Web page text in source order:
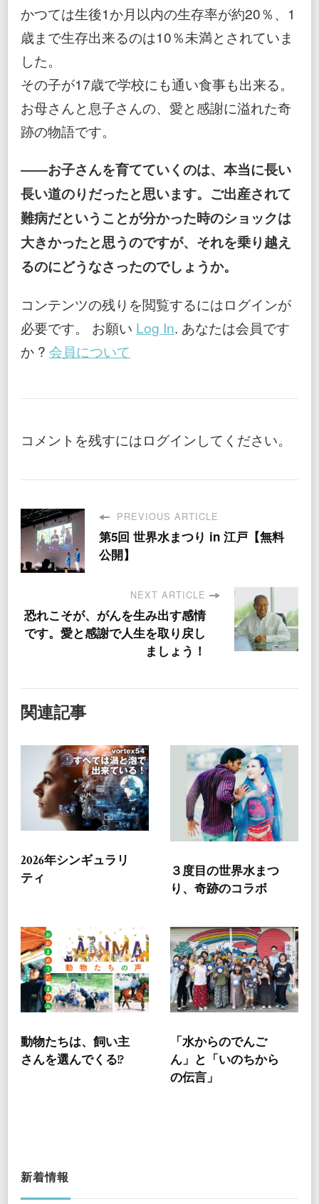
かつては生後1か月以内の生存率が約20％、1
歳まで生存出来るのは10％未満とされていま
した。
その子が17歳で学校にも通い食事も出来る。
お母さんと息子さんの、愛と感謝に溢れた奇
跡の物語です。
――お子さんを育てていくのは、本当に長い
長い道のりだったと思います。ご出産されて
難病だということが分かった時のショックは
大きかったと思うのですが、それを乗り越え
るのにどうなさったのでしょうか。
コンテンツの残りを閲覧するにはログインが
必要です。 お願い Log In. あなたは会員です
か ? 会員について
コメントを残すにはログインしてください。
PREVIOUS ARTICLE
第5回 世界水まつり in 江戸【無料
公開】
NEXT ARTICLE
恐れこそが、がんを生み出す感情
です。愛と感謝で人生を取り戻し
ましょう！
関連記事
2026年シンギュラリ
ティ
３度目の世界水まつ
り、奇跡のコラボ
動物たちは、飼い主
さんを選んでくる!?
「水からのでんご
ん」と「いのちから
の伝言」
新着情報